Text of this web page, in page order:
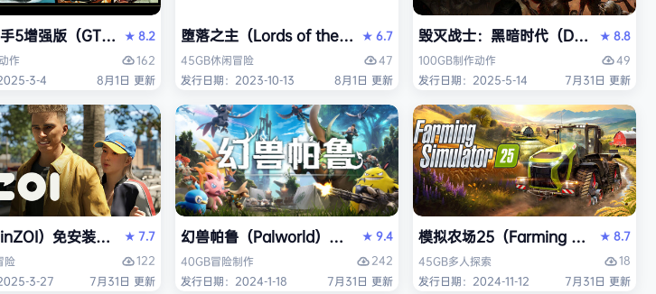
中文版
5增强版（GTA5增强版（Grand Theft Auto V Enhanced）免安装中文版
★8.2
作
162
3-4
8月1日 更新
堕落之主（Lords of the Fallen）免安装中文版
★6.7
45GB休闲冒险
47
发行日期：2023-10-13
8月1日 更新
毁灭战士：黑暗时代（DOOM: The
★8.8
100GB制作动作
49
发行日期：2025-5-14
7月31日 更新
）免安装中文版
★7.7
险
122
3-27
7月31日 更新
幻兽帕鲁（Palworld）免安装中文版
★9.4
40GB冒险制作
242
发行日期：2024-1-18
7月31日 更新
模拟农场25（Farming Simulator
★8.7
45GB多人探索
18
发行日期：2024-11-12
7月31日 更新